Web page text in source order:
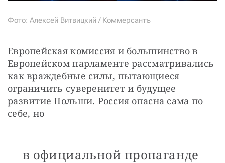
Фото: Алексей Витвицкий / Коммерсантъ
Европейская комиссия и большинство в
Европейском парламенте рассматривались
как враждебные силы, пытающиеся
ограничить суверенитет и будущее
развитие Польши. Россия опасна сама по
себе, но
в официальной пропаганде